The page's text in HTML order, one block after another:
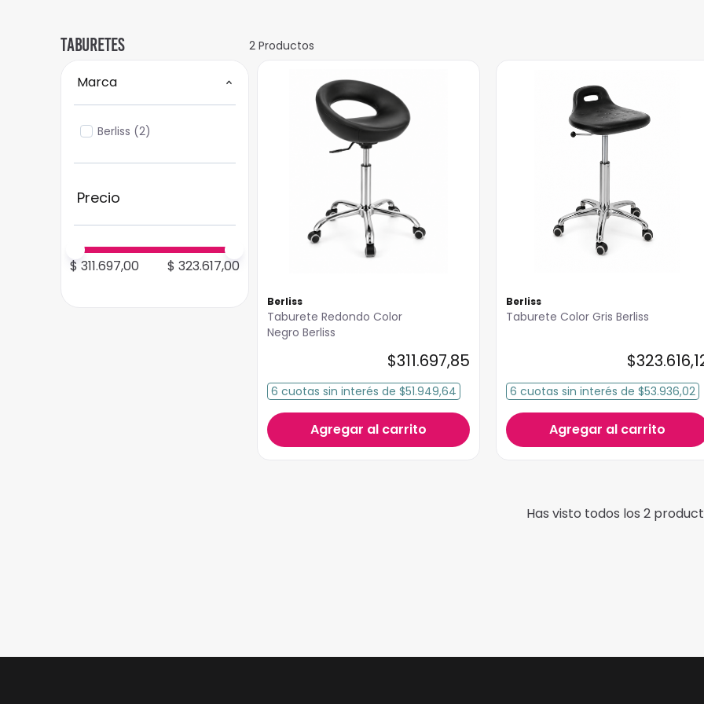
Taburetes
Marca
Berliss (2)
$ 311.697,00 $ 323.617,00
2 Productos
Berliss
Taburete Redondo Color
Negro Berliss
$311.697,85
6 cuotas sin interés de $51.949,64
Agregar al carrito
Berliss
Taburete Color Gris Berliss
$323.616,
6 cuotas sin interés de $53.936,02
Agregar al carrito
Has visto todos los 2